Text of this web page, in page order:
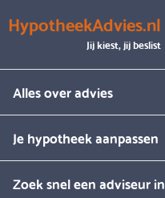
HypotheekAdvies.nl
Jij kiest, jij beslist
Alles over advies
Je hypotheek aanpassen
Zoek snel een adviseur in